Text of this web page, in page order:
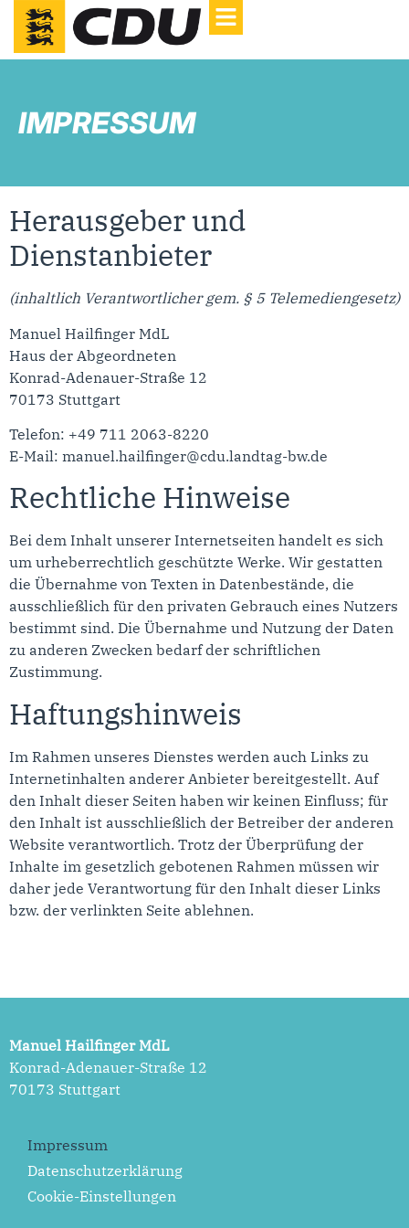
IMPRESSUM
Herausgeber und
Dienstanbieter
(inhaltlich Verantwortlicher gem. § 5 Telemediengesetz)
Manuel Hailfinger MdL
Haus der Abgeordneten
Konrad-Adenauer-Straße 12
70173 Stuttgart
Telefon: +49 711 2063-8220
E-Mail: manuel.hailfinger@cdu.landtag-bw.de
Rechtliche Hinweise
Bei dem Inhalt unserer Internetseiten handelt es sich
um urheberrechtlich geschützte Werke. Wir gestatten
die Übernahme von Texten in Datenbestände, die
ausschließlich für den privaten Gebrauch eines Nutzers
bestimmt sind. Die Übernahme und Nutzung der Daten
zu anderen Zwecken bedarf der schriftlichen
Zustimmung.
Haftungshinweis
Im Rahmen unseres Dienstes werden auch Links zu
Internetinhalten anderer Anbieter bereitgestellt. Auf
den Inhalt dieser Seiten haben wir keinen Einfluss; für
den Inhalt ist ausschließlich der Betreiber der anderen
Website verantwortlich. Trotz der Überprüfung der
Inhalte im gesetzlich gebotenen Rahmen müssen wir
daher jede Verantwortung für den Inhalt dieser Links
bzw. der verlinkten Seite ablehnen.
Manuel Hailfinger MdL
Konrad-Adenauer-Straße 12
70173 Stuttgart
Impressum
Datenschutzerklärung
Cookie-Einstellungen